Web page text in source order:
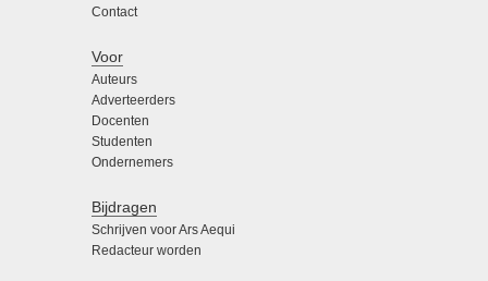
Contact
Voor
Auteurs
Adverteerders
Docenten
Studenten
Ondernemers
Bijdragen
Schrijven voor Ars Aequi
Redacteur worden